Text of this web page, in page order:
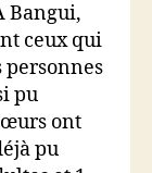
Bangui,
ceux qui
personnes
pu
ont
pu